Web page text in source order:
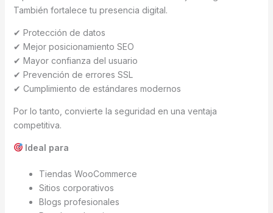
También fortalece tu presencia digital.
✔ Protección de datos
✔ Mejor posicionamiento SEO
✔ Mayor confianza del usuario
✔ Prevención de errores SSL
✔ Cumplimiento de estándares modernos
Por lo tanto, convierte la seguridad en una ventaja
competitiva.
Ideal para
Tiendas WooCommerce
Sitios corporativos
Blogs profesionales